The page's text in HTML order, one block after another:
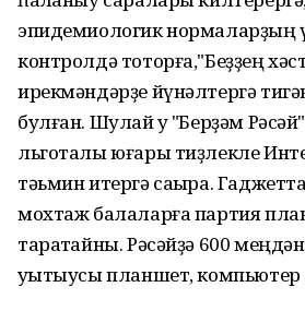
эпидемиологик нормаларҙың
контролдә тоторға,"Беҙҙең
ирекмәндәрҙе йүнәлтергә
булған. Шулай уҡ "Берҙәм
льготалы юғары тиҙлекле
тәьмин итергә саҡыра.
мохтаж балаларға партия
таратҡайны. Рәсәйҙә 600
уҡытыусы планшет, компьютер